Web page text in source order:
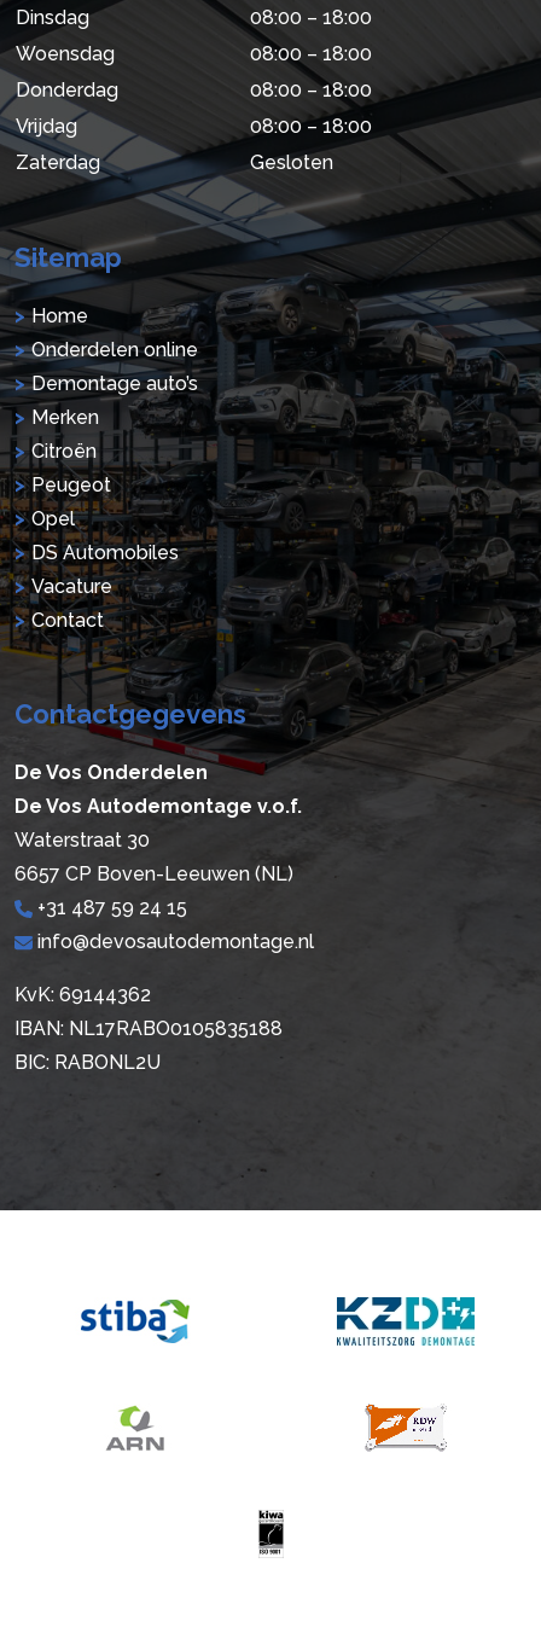
Dinsdag
08:00 – 18:00
Woensdag
08:00 – 18:00
Donderdag
08:00 – 18:00
Vrijdag
08:00 – 18:00
Zaterdag
Gesloten
Sitemap
Home
Onderdelen online
Demontage auto’s
Merken
Citroën
Peugeot
Opel
DS Automobiles
Vacature
Contact
Contactgegevens
De Vos Onderdelen
De Vos Autodemontage v.o.f.
Waterstraat 30
6657 CP Boven-Leeuwen (NL)
+31 487 59 24 15
info@devosautodemontage.nl
KvK: 69144362
IBAN: NL17RABO0105835188
BIC: RABONL2U